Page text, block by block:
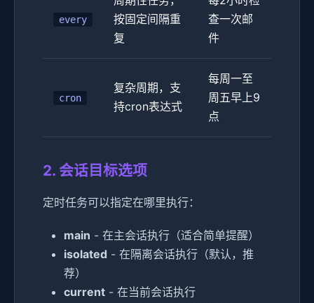
every
按固定间隔重
复
查一次邮
件
cron
复杂周期，支
持cron表达式
每周一至
周五早上9
点
2. 会话目标选项
定时任务可以指定在哪里执行：
main - 在主会话执行（适合简单提醒）
isolated - 在隔离会话执行（默认，推
荐）
current - 在当前会话执行